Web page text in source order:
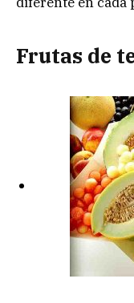
Frutas de